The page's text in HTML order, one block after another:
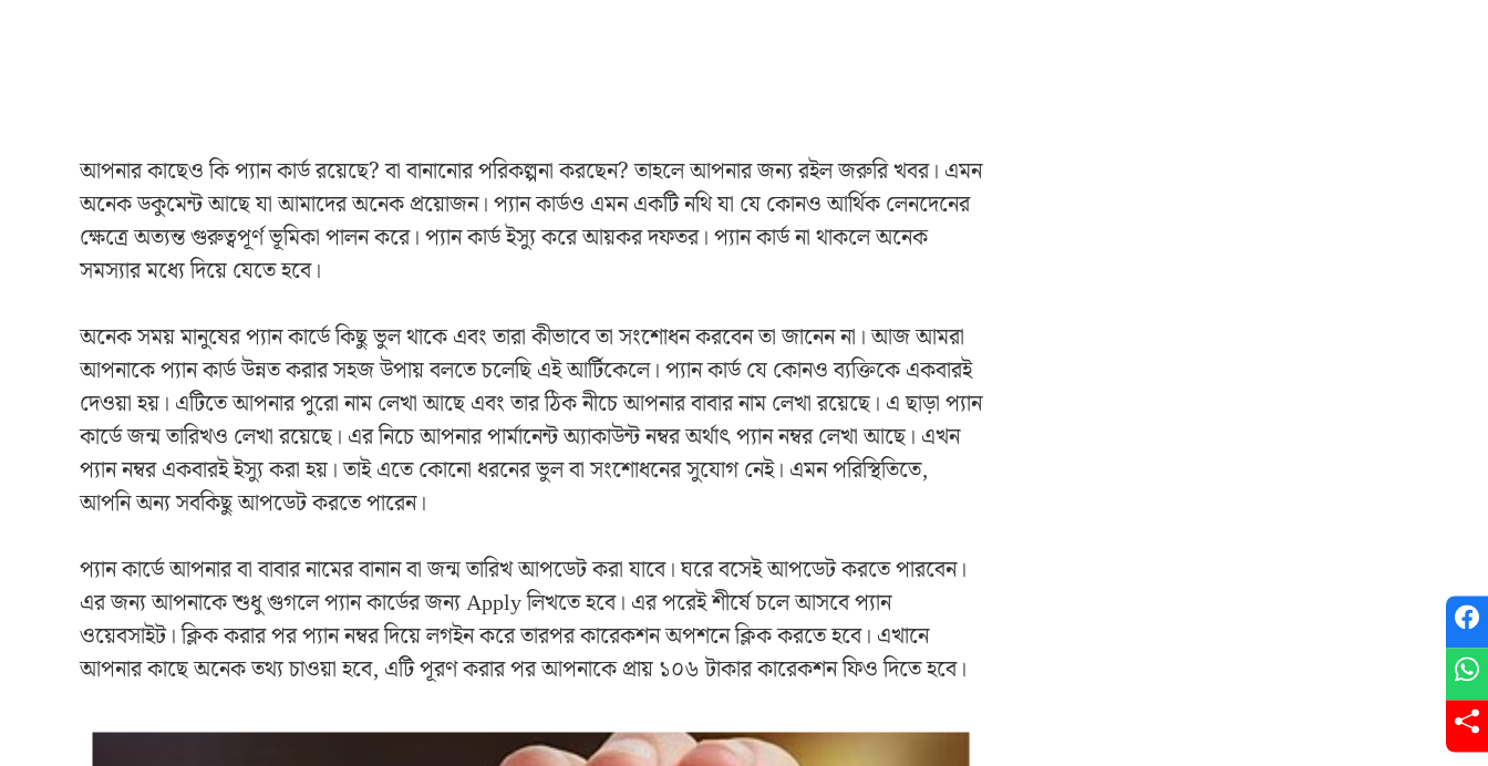
আপনার কাছেও কি প্যান কার্ড রয়েছে? বা বানানোর পরিকল্পনা করছেন? তাহলে আপনার জন্য রইল জরুরি খবর। এমন
অনেক ডকুমেন্ট আছে যা আমাদের অনেক প্রয়োজন। প্যান কার্ডও এমন একটি নথি যা যে কোনও আর্থিক লেনদেনের
ক্ষেত্রে অত্যন্ত গুরুত্বপূর্ণ ভূমিকা পালন করে। প্যান কার্ড ইস্যু করে আয়কর দফতর। প্যান কার্ড না থাকলে অনেক
সমস্যার মধ্যে দিয়ে যেতে হবে।
অনেক সময় মানুষের প্যান কার্ডে কিছু ভুল থাকে এবং তারা কীভাবে তা সংশোধন করবেন তা জানেন না। আজ আমরা
আপনাকে প্যান কার্ড উন্নত করার সহজ উপায় বলতে চলেছি এই আর্টিকেলে। প্যান কার্ড যে কোনও ব্যক্তিকে একবারই
দেওয়া হয়। এটিতে আপনার পুরো নাম লেখা আছে এবং তার ঠিক নীচে আপনার বাবার নাম লেখা রয়েছে। এ ছাড়া প্যান
কার্ডে জন্ম তারিখও লেখা রয়েছে। এর নিচে আপনার পার্মানেন্ট অ্যাকাউন্ট নম্বর অর্থাৎ প্যান নম্বর লেখা আছে। এখন
প্যান নম্বর একবারই ইস্যু করা হয়। তাই এতে কোনো ধরনের ভুল বা সংশোধনের সুযোগ নেই। এমন পরিস্থিতিতে,
আপনি অন্য সবকিছু আপডেট করতে পারেন।
প্যান কার্ডে আপনার বা বাবার নামের বানান বা জন্ম তারিখ আপডেট করা যাবে। ঘরে বসেই আপডেট করতে পারবেন।
এর জন্য আপনাকে শুধু গুগলে প্যান কার্ডের জন্য Apply লিখতে হবে। এর পরেই শীর্ষে চলে আসবে প্যান
ওয়েবসাইট। ক্লিক করার পর প্যান নম্বর দিয়ে লগইন করে তারপর কারেকশন অপশনে ক্লিক করতে হবে। এখানে
আপনার কাছে অনেক তথ্য চাওয়া হবে, এটি পূরণ করার পর আপনাকে প্রায় ১০৬ টাকার কারেকশন ফিও দিতে হবে।